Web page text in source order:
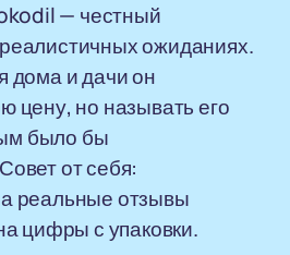
— честный
ожиданиях.
дома и дачи он
цену, но называть его
было бы
от себя:
реальные отзывы
цифры с упаковки.